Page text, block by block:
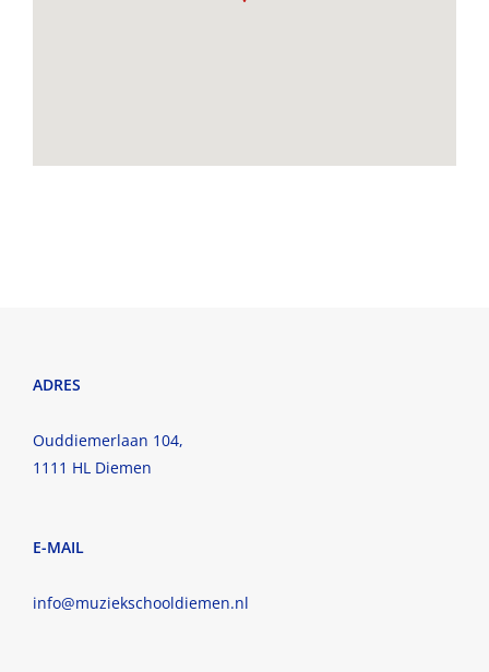
ADRES
Ouddiemerlaan 104,
1111 HL Diemen
E-MAIL
info@muziekschooldiemen.nl